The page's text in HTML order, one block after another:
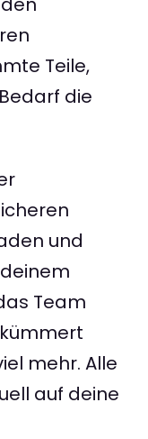
Teile,
die
und
Team
kümmert
mehr. Alle
auf deine